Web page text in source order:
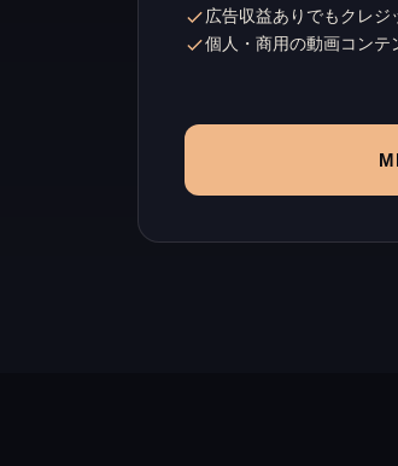
広告収益ありでもクレジ
個人・商用の動画コンテ